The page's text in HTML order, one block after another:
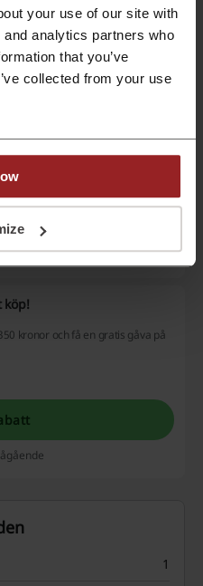
your use of our site with
analytics partners who
that you’ve
collected from your use
spara 35%
köp!
kronor och få en gratis gåva på
1